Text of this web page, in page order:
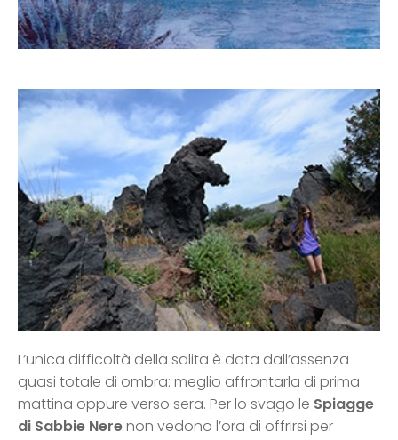
L’unica difficoltà della salita è data dall’assenza
quasi totale di ombra: meglio affrontarla di prima
mattina oppure verso sera. Per lo svago le Spiagge
di Sabbie Nerenon vedono l’ora di offrirsi per